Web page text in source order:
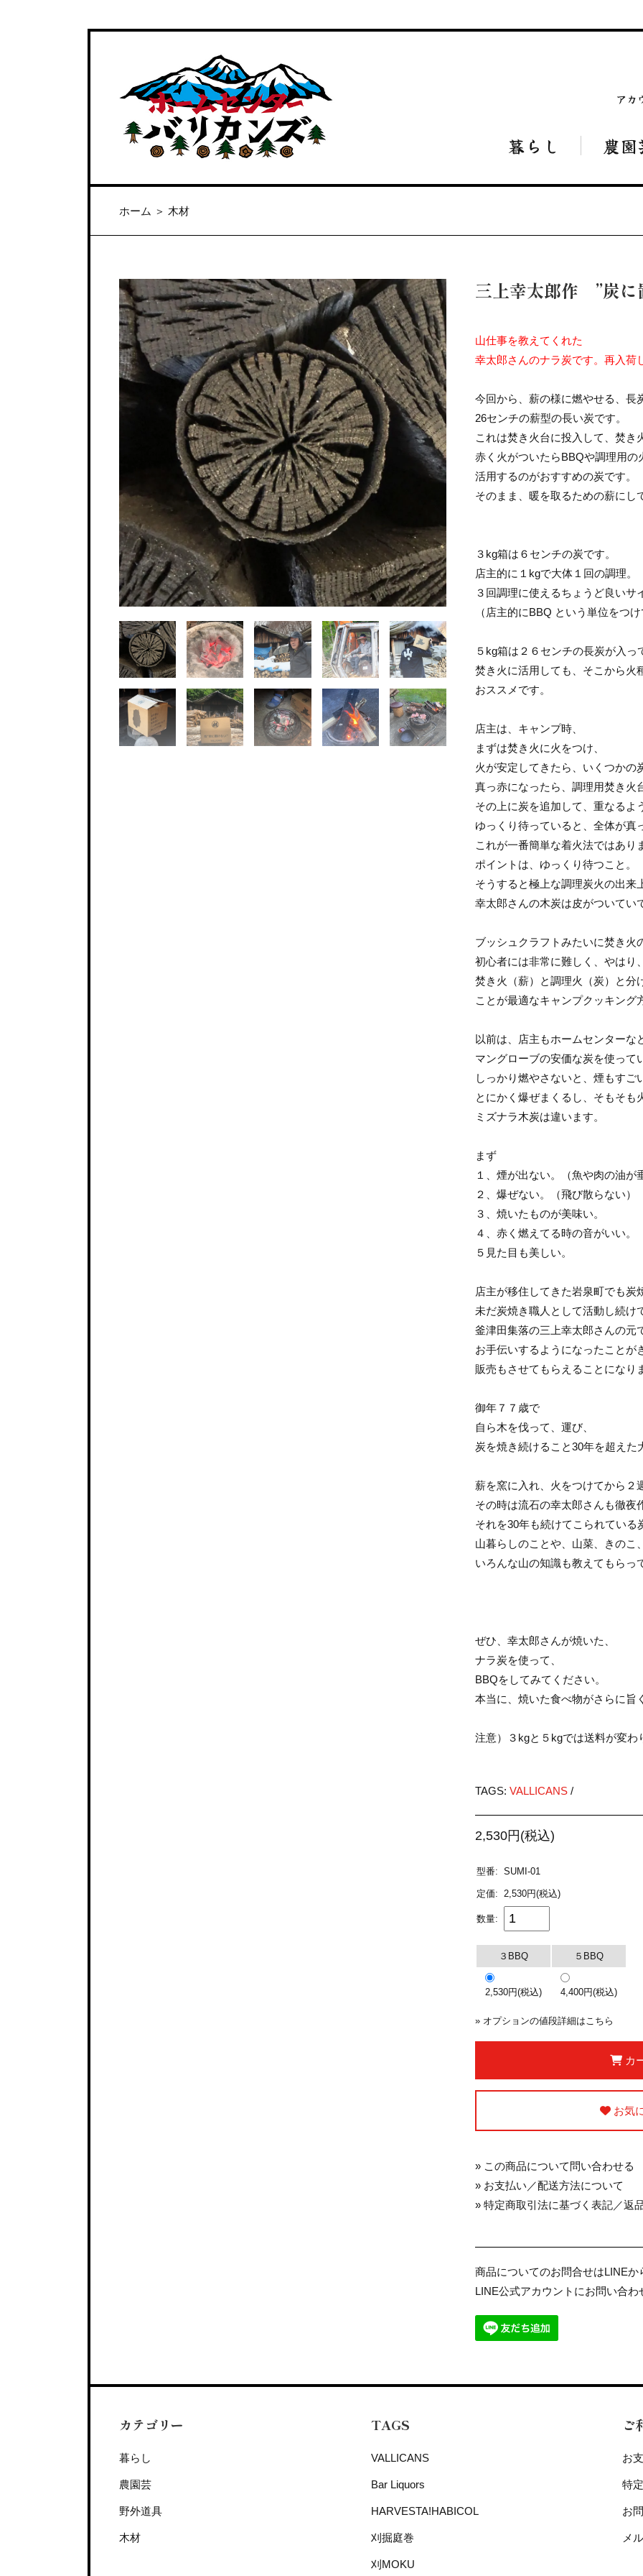
アカ
暮らし 農園
ホーム ＞ 木材
三上幸太郎作 ”炭に
山仕事を教えてくれた
幸太郎さんのナラ炭です。再入荷
今回から、薪の様に燃やせる、長
26センチの薪型の長い炭です。
これは焚き火台に投入して、焚き
赤く火がついたらBBQや調理用の
活用するのがおすすめの炭です。
そのまま、暖を取るための薪にし
３kg箱は６センチの炭です。
店主的に１kgで大体１回の調理。
３回調理に使えるちょうど良いサ
（店主的にBBQ という単位をつけ
５kg箱は２６センチの長炭が入っ
焚き火に活用しても、そこから火
おススメです。
店主は、キャンプ時、
まずは焚き火に火をつけ、
火が安定してきたら、いくつかの
真っ赤になったら、調理用焚き火
その上に炭を追加して、重なるよ
ゆっくり待っていると、全体が真
これが一番簡単な着火法ではあり
ポイントは、ゆっくり待つこと。
そうすると極上な調理炭火の出来
幸太郎さんの木炭は皮がついてい
ブッシュクラフトみたいに焚き火
初心者には非常に難しく、やはり、
焚き火（薪）と調理火（炭）と分
ことが最適なキャンプクッキング
以前は、店主もホームセンターな
マングローブの安価な炭を使って
しっかり燃やさないと、煙もすご
とにかく爆ぜまくるし、そもそも
ミズナラ木炭は違います。
まず
１、煙が出ない。（魚や肉の油が
２、爆ぜない。（飛び散らない）
３、焼いたものが美味い。
４、赤く燃えてる時の音がいい。
５見た目も美しい。
店主が移住してきた岩泉町でも炭
未だ炭焼き職人として活動し続け
釜津田集落の三上幸太郎さんの元
お手伝いするようになったことが
販売もさせてもらえることになり
御年７７歳で
自ら木を伐って、運び、
炭を焼き続けること30年を超えた
薪を窯に入れ、火をつけてから２
その時は流石の幸太郎さんも徹夜
それを30年も続けてこられている
山暮らしのことや、山菜、きのこ
いろんな山の知識も教えてもらっ
ぜひ、幸太郎さんが焼いた、
ナラ炭を使って、
BBQをしてみてください。
本当に、焼いた食べ物がさらに旨
注意）３kgと５kgでは送料が変わ
TAGS: VALLICANS /
2,530円(税込)
型番: SUMI-01
定価: 2,530円(税込)
数量:
３BBQ ５BBQ
2,530円(税込) 4,400円(税込)
» オプションの値段詳細はこちら
カ
お気
» この商品について問い合わせる
» お支払い／配送方法について
» 特定商取引法に基づく表記／返
商品についてのお問合せはLINE
LINE公式アカウントにお問い合わ
カテゴリー
暮らし
農園芸
野外道具
木材
TAGS
VALLICANS
Bar Liquors
HARVESTA!HABICOL
刈掘庭巻
刈MOKU
ご
お
特
お
メ